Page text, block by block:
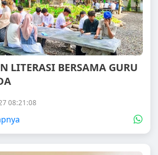
LITERASI BERSAMA GURU
08:21:08